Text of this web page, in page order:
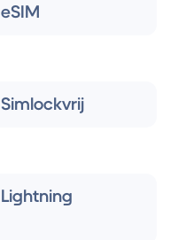
eSIM
Simlockvrij
Lightning